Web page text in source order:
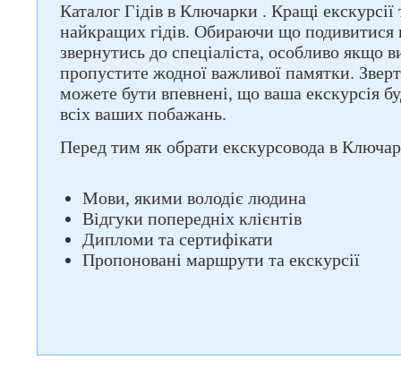
Каталог Гідів в Ключарки . Кращі
найкращих гідів. Обираючи що подивитися
звернутись до спеціаліста, особливо якщо
пропустите жодної важливої памятки.
можете бути впевнені, що ваша екскурсія
всіх ваших побажань.
Перед тим як обрати екскурсовода в
Мови, якими володіє людина
Відгуки попередніх клієнтів
Дипломи та сертифікати
Пропоновані маршрути та екскурсії